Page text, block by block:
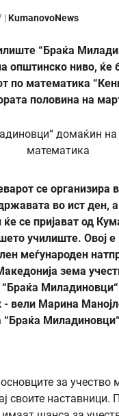
|KumanovoNews
“Браќа
општинско ниво, ќе
по математика
половина на
се организира
во ист ден,
се пријават од
училиште. Овој е
меѓународен
зема
- вели Марина
“Браќа
за учество
своите наставници.